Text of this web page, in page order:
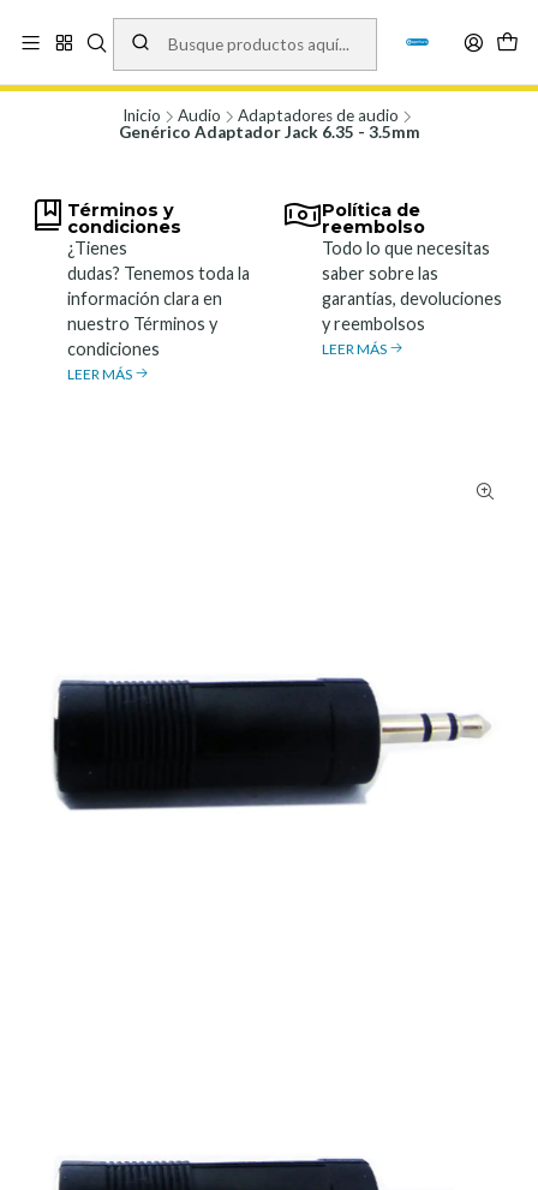
Vísita nuestro local en Los Agustinos 5478, Ñuñoa. Lunes a Viernes 9.30 a
19.00, Sábados 10:00 a 19:00 y Domingos de 10:00 a 17:00
Inicio Audio
Adaptadores de audio
Genérico Adaptador Jack 6.35 - 3.5mm
Términos y
condiciones
¿Tienes
dudas? Tenemos toda la
información clara en
nuestro Términos y
condiciones
LEER MÁS
Política de
reembolso
Todo lo que necesitas
saber sobre las
garantías, devoluciones
y reembolsos
LEER MÁS